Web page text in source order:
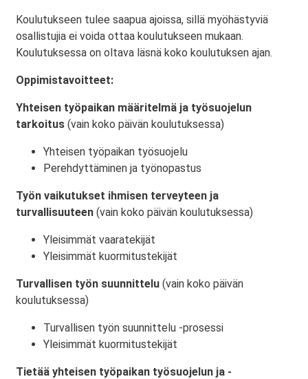
Koulutukseen tulee saapua ajoissa, sillä myöhästyviä
osallistujia ei voida ottaa koulutukseen mukaan.
Koulutuksessa on oltava läsnä koko koulutuksen ajan.
Oppimistavoitteet:
Yhteisen työpaikan määritelmä ja työsuojelun
tarkoitus (vain koko päivän koulutuksessa)
Yhteisen työpaikan työsuojelu
Perehdyttäminen ja työnopastus
Työn vaikutukset ihmisen terveyteen ja
turvallisuuteen (vain koko päivän koulutuksessa)
Yleisimmät vaaratekijät
Yleisimmät kuormitustekijät
Turvallisen työn suunnittelu (vain koko päivän
koulutuksessa)
Turvallisen työn suunnittelu -prosessi
Yleisimmät kuormitustekijät
Tietää yhteisen työpaikan työsuojelun ja -